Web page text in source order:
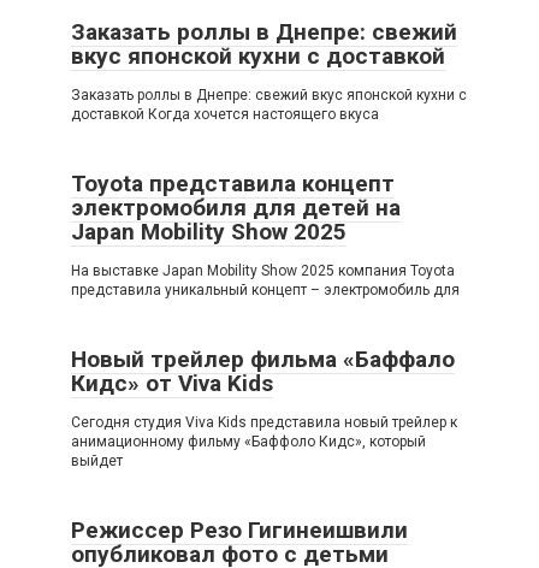
Заказать роллы в Днепре: свежий
вкус японской кухни с доставкой
Заказать роллы в Днепре: свежий вкус японской кухни с
доставкой Когда хочется настоящего вкуса
Toyota представила концепт
электромобиля для детей на
Japan Mobility Show 2025
На выставке Japan Mobility Show 2025 компания Toyota
представила уникальный концепт – электромобиль для
Новый трейлер фильма «Баффало
Кидс» от Viva Kids
Сегодня студия Viva Kids представила новый трейлер к
анимационному фильму «Баффоло Кидс», который
выйдет
Режиссер Резо Гигинеишвили
опубликовал фото с детьми